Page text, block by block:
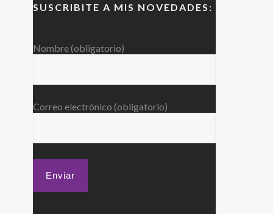
SUSCRIBITE A MIS NOVEDADES:
Nombre (obligatorio)
Correo electrónico (obligatorio)